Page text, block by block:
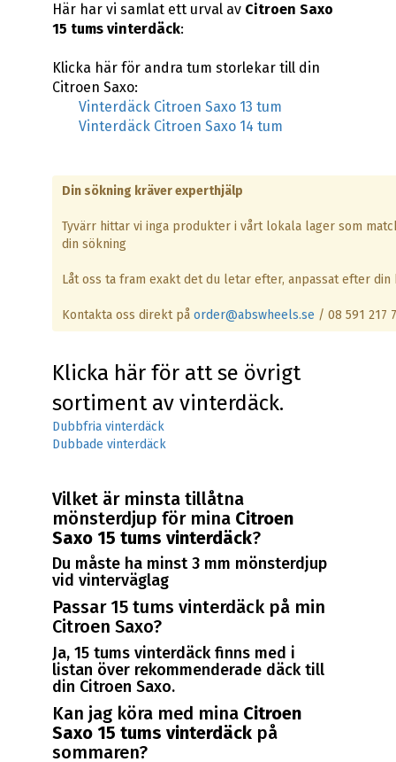
Här har vi samlat ett urval av Citroen Saxo
15 tums vinterdäck:
Klicka här för andra tum storlekar till din
Citroen Saxo:
Vinterdäck Citroen Saxo 13 tum
Vinterdäck Citroen Saxo 14 tum
Din sökning kräver experthjälp
Tyvärr hittar vi inga produkter i vårt lokala lager som
din sökning
Låt oss ta fram exakt det du letar efter, anpassat efter din
Kontakta oss direkt på order@abswheels.se / 08 591 217
Klicka här för att se övrigt
sortiment av vinterdäck.
Dubbfria vinterdäck
Dubbade vinterdäck
Vilket är minsta tillåtna
mönsterdjup för mina Citroen
Saxo 15 tums vinterdäck?
Du måste ha minst 3 mm mönsterdjup
vid vinterväglag
Passar 15 tums vinterdäck på min
Citroen Saxo?
Ja, 15 tums vinterdäck finns med i
listan över rekommenderade däck till
din Citroen Saxo.
Kan jag köra med mina Citroen
Saxo 15 tums vinterdäckpå
sommaren?